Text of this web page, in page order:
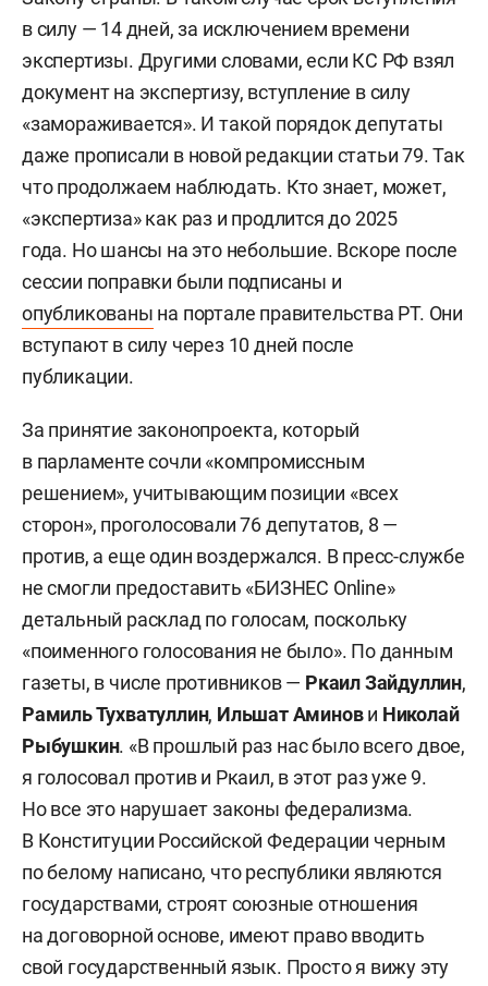
в силу — 14 дней, за исключением времени
экспертизы. Другими словами, если КС РФ взял
документ на экспертизу, вступление в силу
«замораживается». И такой порядок депутаты
даже прописали в новой редакции статьи 79. Так
что продолжаем наблюдать. Кто знает, может,
«экспертиза» как раз и продлится до 2025
года. Но шансы на это небольшие. Вскоре после
сессии поправки были подписаны и
опубликованы на портале правительства РТ. Они
вступают в силу через 10 дней после
публикации.
За принятие законопроекта, который
в парламенте сочли «компромиссным
решением», учитывающим позиции «всех
сторон», проголосовали 76 депутатов, 8 —
против, а еще один воздержался. В пресс-службе
не смогли предоставить «БИЗНЕС Online»
детальный расклад по голосам, поскольку
«поименного голосования не было». По данным
газеты, в числе противников — Ркаил Зайдуллин,
Рамиль Тухватуллин, Ильшат Аминови Николай
Рыбушкин. «В прошлый раз нас было всего двое,
я голосовал против и Ркаил, в этот раз уже 9.
Но все это нарушает законы федерализма.
В Конституции Российской Федерации черным
по белому написано, что республики являются
государствами, строят союзные отношения
на договорной основе, имеют право вводить
свой государственный язык. Просто я вижу эту